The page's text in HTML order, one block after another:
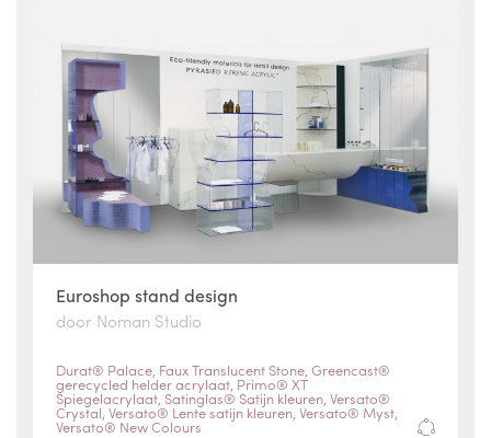
Euroshop stand design
door Noman Studio
Durat® Palace Faux Translucent Stone Greencast®
gerecycled helder acrylaat Primo® XT
Spiegelacrylaat Satinglas® Satijn kleuren Versato®
Crystal Versato® Lente satijn kleuren Versato® Myst
Versato® New Colours